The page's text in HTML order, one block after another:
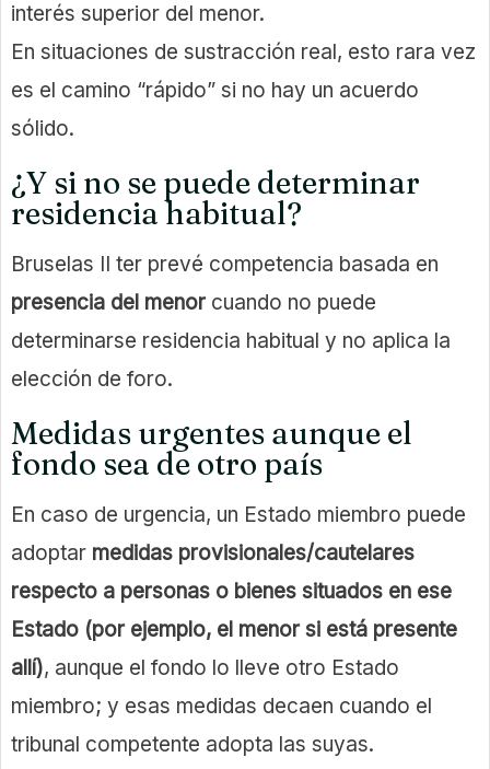
interés superior del menor.
En situaciones de sustracción real, esto rara vez
es el camino “rápido” si no hay un acuerdo
sólido.
¿Y si no se puede determinar
residencia habitual?
Bruselas II ter prevé competencia basada en
presencia del menor cuando no puede
determinarse residencia habitual y no aplica la
elección de foro.
Medidas urgentes aunque el
fondo sea de otro país
En caso de urgencia, un Estado miembro puede
adoptar medidas provisionales/cautelares
respecto a personas o bienes situados en ese
Estado (por ejemplo, el menor si está presente
allí), aunque el fondo lo lleve otro Estado
miembro; y esas medidas decaen cuando el
tribunal competente adopta las suyas.